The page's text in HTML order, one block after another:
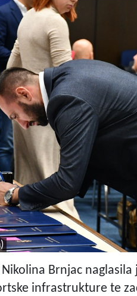
Brnjac
infrastrukture te